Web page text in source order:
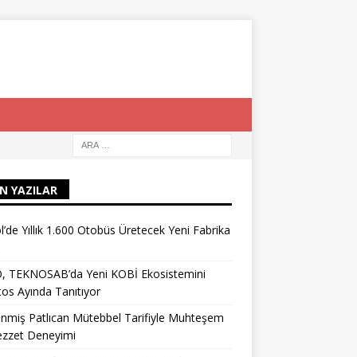
YAZILAR
Yıllık 1.600 Otobüs Üretecek Yeni Fabrika
TEKNOSAB’da Yeni KOBİ Ekosistemini
Ayında Tanıtıyor
Patlıcan Mütebbel Tarifiyle Muhteşem
Deneyimi